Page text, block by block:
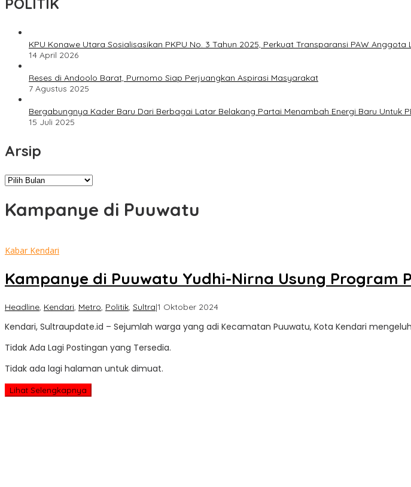
POLITIK
KPU Konawe Utara Sosialisasikan PKPU No. 3 Tahun 2025, Perkuat Transparansi PAW Anggota
14 April 2026
Reses di Andoolo Barat, Purnomo Siap Perjuangkan Aspirasi Masyarakat
7 Agustus 2025
Bergabungnya Kader Baru Dari Berbagai Latar Belakang Partai Menambah Energi Baru Untuk
15 Juli 2025
Arsip
Arsip
Kampanye di Puuwatu
Kabar Kendari
Kampanye di Puuwatu Yudhi-Nirna Usung Program
Headline, Kendari, Metro, Politik, Sultra|1 Oktober 2024oleh
Update
Kendari, Sultraupdate.id – Sejumlah warga yang adi Kecamatan Puuwatu, Kota Kendari
Tidak Ada Lagi Postingan yang Tersedia.
Tidak ada lagi halaman untuk dimuat.
Lihat Selengkapnya